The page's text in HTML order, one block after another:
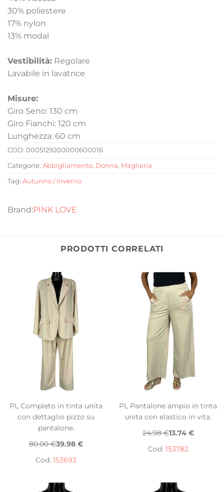
30% poliestere
17% nylon
13% modal
Vestibilità: Regolare
Lavabile in lavatrice
Misure:
Giro Seno: 130 cm
Giro Fianchi: 120 cm
Lunghezza: 60 cm
COD: 0005129200000600016
Categorie: Abbigliamento, Donna, Maglieria
Tag: Autunno / Inverno
PINK LOVE
PRODOTTI CORRELATI
PL Completo in tinta unita
con dettaglio pizzo su
pantalone.
80.00 €39.98 €
Cod: 153693
PL Pantalone ampio in tinta
unita con elastico in vita.
24.98 €13.74 €
Cod: 153782